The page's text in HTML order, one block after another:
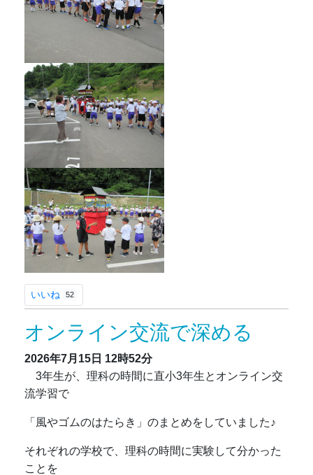
いいね 52
オンライン交流で深める
2026年7月15日 12時52分
3年生が、理科の時間に直小3年生とオンライン交
流学習で
「風やゴムのはたらき」のまとめをしていました♪
それぞれの学校で、理科の時間に実験して分かった
ことを